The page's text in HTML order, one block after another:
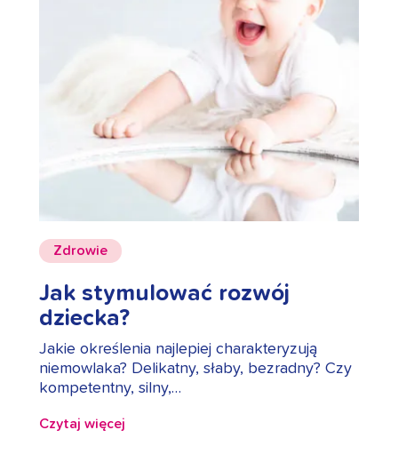
Zdrowie
Jak stymulować rozwój
dziecka?
Jakie określenia najlepiej charakteryzują
niemowlaka? Delikatny, słaby, bezradny? Czy
kompetentny, silny,…
Czytaj więcej